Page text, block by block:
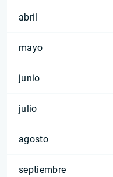
abril
mayo
junio
julio
agosto
septiembre